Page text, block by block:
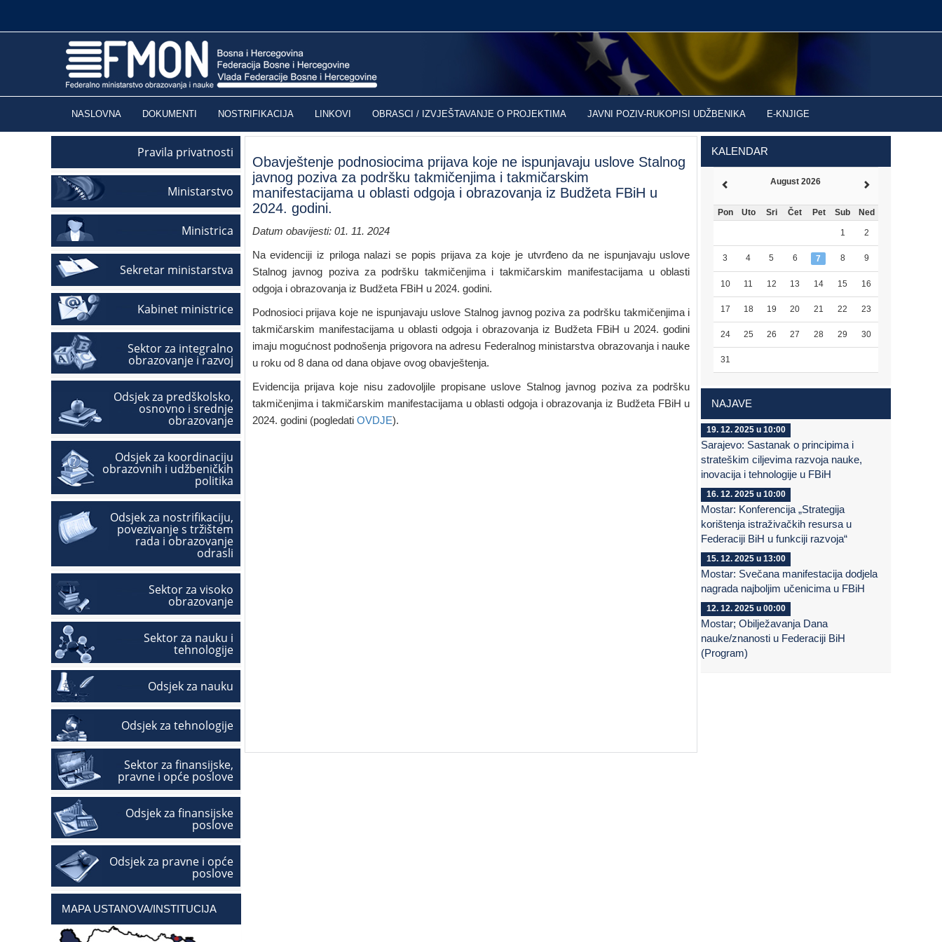
NASLOVNA DOKUMENTI NOSTRIFIKACIJA LINKOVI OBRASCI / IZVJEŠTAVANJE O PROJEKTIMA JAVNI POZIV-RUKOPISI UDŽBENIKA E-KNJIGE
Pravila privatnosti
Ministarstvo
Ministrica
Sekretar ministarstva
Kabinet ministrice
Sektor za integralno
obrazovanje i razvoj
Odsjek za predškolsko,
osnovno i srednje
obrazovanje
Odsjek za koordinaciju
obrazovnih i udžbeničkih
politika
Odsjek za nostrifikaciju,
povezivanje s tržištem
rada i obrazovanje
odrasli
Sektor za visoko
obrazovanje
Sektor za nauku i
tehnologije
Odsjek za nauku
Odsjek za tehnologije
Sektor za finansijske,
pravne i opće poslove
Odsjek za finansijske
poslove
Odsjek za pravne i opće
poslove
MAPA USTANOVA/INSTITUCIJA
Obavještenje podnosiocima prijava koje ne ispunjavaju uslove Stalnog
javnog poziva za podršku takmičenjima i takmičarskim
manifestacijama u oblasti odgoja i obrazovanja iz Budžeta FBiH u
2024. godini.
Datum obavijesti: 01. 11. 2024
Na evidenciji iz priloga nalazi se popis prijava za koje je utvrđeno da ne ispunjavaju uslove
Stalnog javnog poziva za podršku takmičenjima i takmičarskim manifestacijama u oblasti
odgoja i obrazovanja iz Budžeta FBiH u 2024. godini.
Podnosioci prijava koje ne ispunjavaju uslove Stalnog javnog poziva za podršku takmičenjima i
takmičarskim manifestacijama u oblasti odgoja i obrazovanja iz Budžeta FBiH u 2024. godini
imaju mogućnost podnošenja prigovora na adresu Federalnog ministarstva obrazovanja i nauke
u roku od 8 dana od dana objave ovog obavještenja.
Evidencija prijava koje nisu zadovoljile propisane uslove Stalnog javnog poziva za podršku
takmičenjima i takmičarskim manifestacijama u oblasti odgoja i obrazovanja iz Budžeta FBiH u
2024. godini (pogledati OVDJE).
KALENDAR
August 2026
Pon Uto Sri Čet Pet Sub Ned
1 2
3 4 5 6 7 8 9
10 11 12 13 14 15 16
17 18 19 20 21 22 23
24 25 26 27 28 29 30
31
NAJAVE
19. 12. 2025 u 10:00
Sarajevo: Sastanak o principima i
strateškim ciljevima razvoja nauke,
inovacija i tehnologije u FBiH
16. 12. 2025 u 10:00
Mostar: Konferencija „Strategija
korištenja istraživačkih resursa u
Federaciji BiH u funkciji razvoja“
15. 12. 2025 u 13:00
Mostar: Svečana manifestacija dodjela
nagrada najboljim učenicima u FBiH
12. 12. 2025 u 00:00
Mostar; Obilježavanja Dana
nauke/znanosti u Federaciji BiH
(Program)